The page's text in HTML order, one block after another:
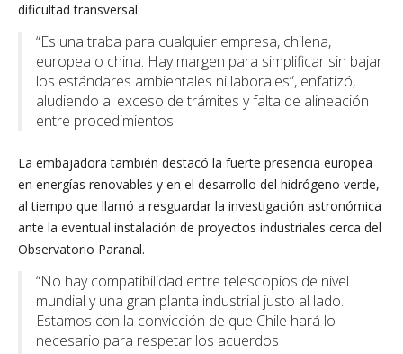
dificultad transversal.
“Es una traba para cualquier empresa, chilena,
europea o china. Hay margen para simplificar sin bajar
los estándares ambientales ni laborales”, enfatizó,
aludiendo al exceso de trámites y falta de alineación
entre procedimientos.
La embajadora también destacó la fuerte presencia europea
en energías renovables y en el desarrollo del hidrógeno verde,
al tiempo que llamó a resguardar la investigación astronómica
ante la eventual instalación de proyectos industriales cerca del
Observatorio Paranal.
“No hay compatibilidad entre telescopios de nivel
mundial y una gran planta industrial justo al lado.
Estamos con la convicción de que Chile hará lo
necesario para respetar los acuerdos